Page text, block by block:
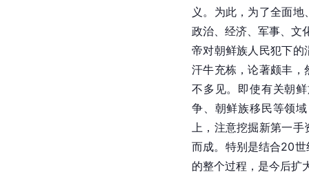
义。为此，为了全面地
政治、经济、军事、文
帝对朝鲜族人民犯下的
汗牛充栋，论著颇丰，
不多见。即使有关朝
争、朝鲜族移民等领
上，注意挖掘新第一
而成。特别是结合20世
的整个过程，是今后扩